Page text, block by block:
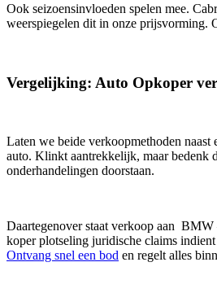
Ook seizoensinvloeden spelen mee.
weerspiegelen dit in onze prijsvorming.
Vergelijking: Auto Opkoper
Laten we beide verkoopmethoden
auto. Klinkt aantrekkelijk, maar bedenk
onderhandelingen doorstaan.
Daartegenover staat verkoop aan BMW
koper plotseling juridische claims
Ontvang snel een bod en regelt alles